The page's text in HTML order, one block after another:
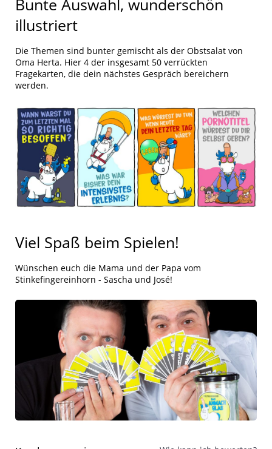
Bunte Auswahl, wunderschön
illustriert
Die Themen sind bunter gemischt als der Obstsalat von
Oma Herta. Hier 4 der insgesamt 50 verrückten
Fragekarten, die dein nächstes Gespräch bereichern
werden.
Viel Spaß beim Spielen!
Wünschen euch die Mama und der Papa vom
Stinkefingereinhorn - Sascha und José!